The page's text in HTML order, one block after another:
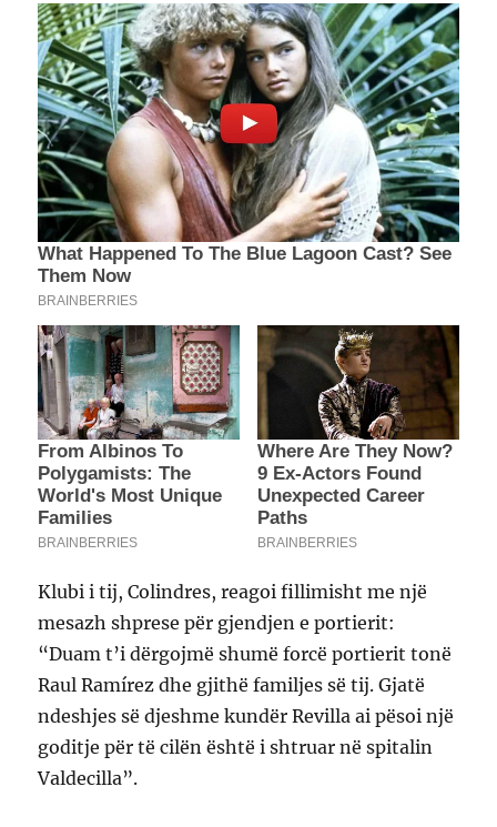
Klubi i tij, Colindres, reagoi fillimisht me një
mesazh shprese për gjendjen e portierit:
“Duam t’i dërgojmë shumë forcë portierit tonë
Raul Ramírez dhe gjithë familjes së tij. Gjatë
ndeshjes së djeshme kundër Revilla ai pësoi një
goditje për të cilën është i shtruar në spitalin
Valdecilla”.